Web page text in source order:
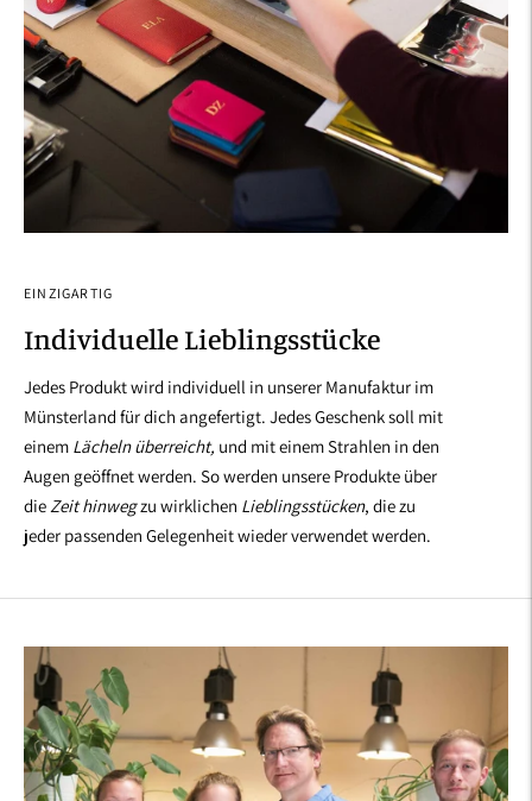
EINZIGARTIG
Individuelle Lieblingsstücke
Jedes Produkt wird individuell in unserer Manufaktur im
Münsterland für dich angefertigt. Jedes Geschenk soll mit
einem Lächeln überreicht, und mit einem Strahlen in den
Augen geöffnet werden. So werden unsere Produkte über
dieZeit hinwegzu wirklichen Lieblingsstücken, die zu
jeder passenden Gelegenheit wieder verwendet werden.